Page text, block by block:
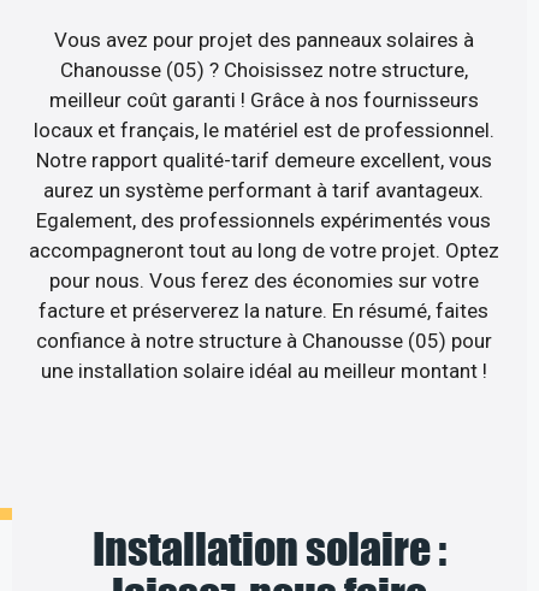
Vous avez pour projet des panneaux solaires à
Chanousse (05) ? Choisissez notre structure,
meilleur coût garanti ! Grâce à nos fournisseurs
locaux et français, le matériel est de professionnel.
Notre rapport qualité-tarif demeure excellent, vous
aurez un système performant à tarif avantageux.
Egalement, des professionnels expérimentés vous
accompagneront tout au long de votre projet. Optez
pour nous. Vous ferez des économies sur votre
facture et préserverez la nature. En résumé, faites
confiance à notre structure à Chanousse (05) pour
une installation solaire idéal au meilleur montant !
Installation solaire :